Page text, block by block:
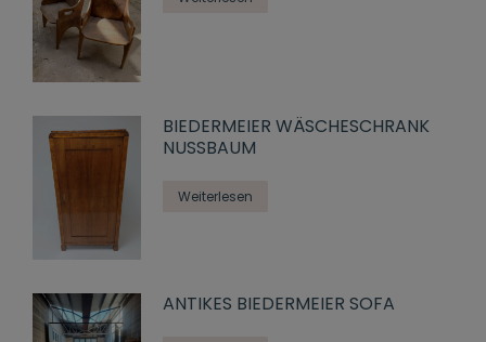
BIEDERMEIER WÄSCHESCHRANK
NUSSBAUM
Weiterlesen
ANTIKES BIEDERMEIER SOFA